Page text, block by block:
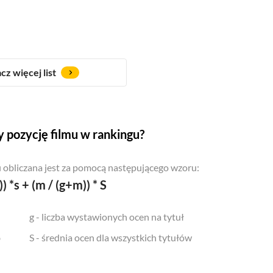
więcej list
pozycję filmu w rankingu?
jest za pomocą następującego wzoru:
*s + (m / (g+m)) * S
g - liczba wystawionych ocen na tytuł
S - średnia ocen dla wszystkich tytułów